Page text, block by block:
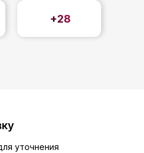
+28
уточнения